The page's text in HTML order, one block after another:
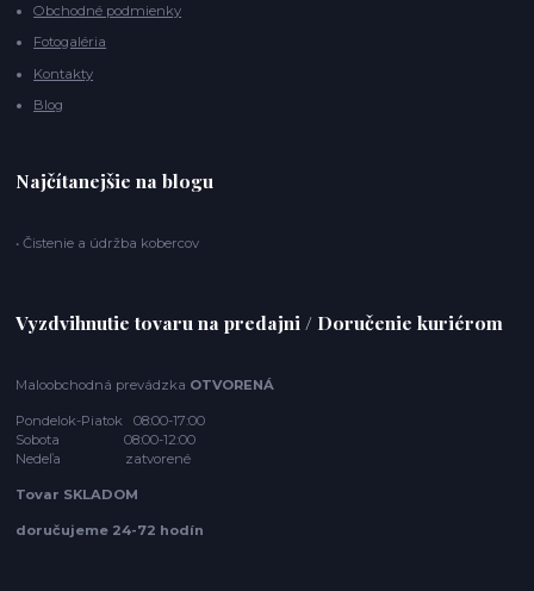
Obchodné podmienky
Fotogaléria
Kontakty
Blog
Najčítanejšie na blogu
• Čistenie a údržba kobercov
Vyzdvihnutie tovaru na predajni / Doručenie kuriérom
Maloobchodná prevádzka OTVORENÁ
Pondelok-Piatok 08:00-17:00
Sobota 08:00-12:00
Nedeľa zatvorené
Tovar SKLADOM
doručujeme 24-72 hodín